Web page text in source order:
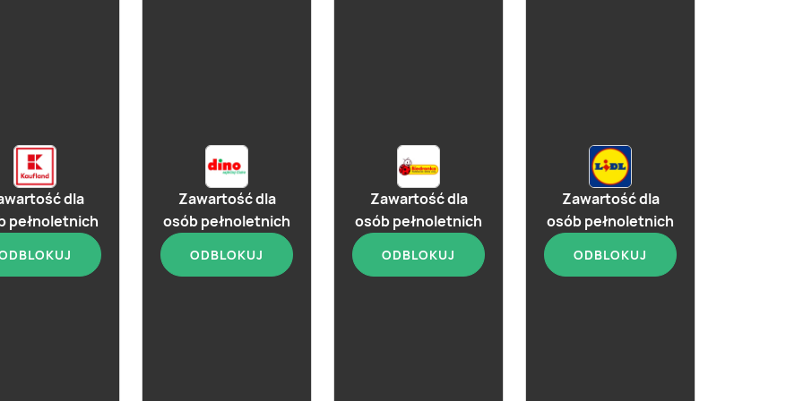
dla
pełnoletnich
Original
Zawartość dla
osób pełnoletnich
ODBLOKUJ
Zawartość dla
osób pełnoletnich
ODBLOKUJ
Zawartość dla
osób pełnoletnich
ODBLOKUJ
aktualna
Gin Roku ze szklanką